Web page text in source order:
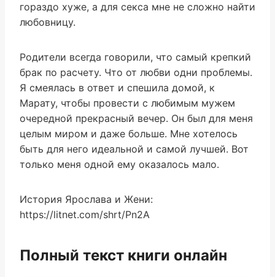
гораздо хуже, а для секса мне не сложно найти
любовницу.
Родители всегда говорили, что самый крепкий
брак по расчету. Что от любви одни проблемы.
Я смеялась в ответ и спешила домой, к
Марату, чтобы провести с любимым мужем
очередной прекрасный вечер. Он был для меня
целым миром и даже больше. Мне хотелось
быть для него идеальной и самой лучшей. Вот
только меня одной ему оказалось мало.
История Ярослава и Жени:
https://litnet.com/shrt/Pn2A
Полный текст книги онлайн